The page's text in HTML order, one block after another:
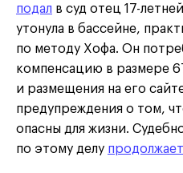
подал в суд отец 17-
утонула в бассейне,
по методу Хофа. Он
компенсацию в размере
и размещения на его
предупреждения о том,
опасны для жизни.
по этому делу